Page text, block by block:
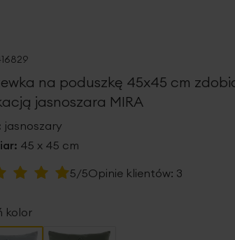
na poduszkę 45x45 cm
jasnoszara MIRA
jasnoszary
45 x 45 cm
5/5Opinie klientów: 3
kolor